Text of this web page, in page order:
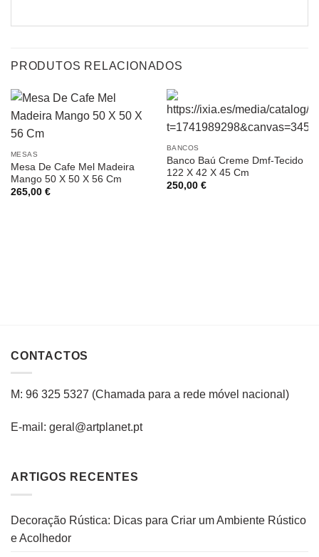
PRODUTOS RELACIONADOS
MESAS
Mesa De Cafe Mel Madeira
Mango 50 X 50 X 56 Cm
265,00 €
BANCOS
Banco Baú Creme Dmf-Tecido
122 X 42 X 45 Cm
250,00 €
CONTACTOS
M: 96 325 5327 (Chamada para a rede móvel nacional )
E-mail: geral@artplanet.pt
ARTIGOS RECENTES
Decoração Rústica: Dicas para Criar um Ambiente Rústico
e Acolhedor